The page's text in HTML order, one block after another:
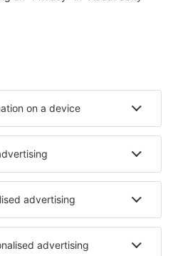
Ubytování Port Bolivar
Ubytování in Ficarra